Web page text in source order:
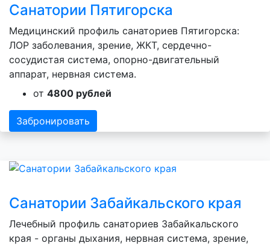
Санатории Пятигорска
Медицинский профиль санаториев Пятигорска:
ЛОР заболевания, зрение, ЖКТ, сердечно-
сосудистая система, опорно-двигательный
аппарат, нервная система.
от 4800 рублей
Забронировать
Санатории Забайкальского края
Лечебный профиль санаториев Забайкальского
края - органы дыхания, нервная система, зрение,